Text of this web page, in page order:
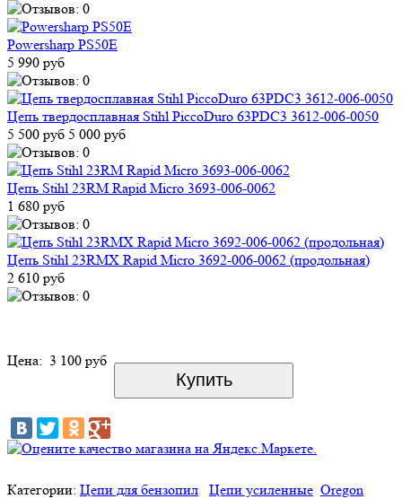
Powersharp PS50E
5 990 руб
Цепь твердосплавная Stihl PiccoDuro 63PDC3 3612-006-0050
5 500 руб 5 000 руб
Цепь Stihl 23RM Rapid Micro 3693-006-0062
1 680 руб
Цепь Stihl 23RMX Rapid Micro 3692-006-0062 (продольная)
2 610 руб
Цена: 3 100 руб
Категории: Цепи для бензопил Цепи усиленные Oregon